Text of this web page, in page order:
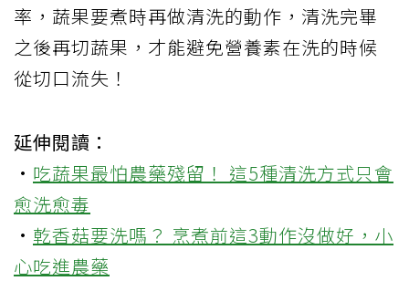
率，蔬果要煮時再做清洗的動作，清洗完畢
之後再切蔬果，才能避免營養素在洗的時候
從切口流失！
延伸閱讀：
· 吃蔬果最怕農藥殘留！ 這5種清洗方式只會
愈洗愈毒
· 乾香菇要洗嗎？ 烹煮前這3動作沒做好，小
心吃進農藥